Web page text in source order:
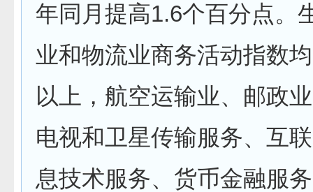
年同月提高1.6个百分点。
业和物流业商务活动指数
以上，航空运输业、邮政
电视和卫星传输服务、互
息技术服务、货币金融服